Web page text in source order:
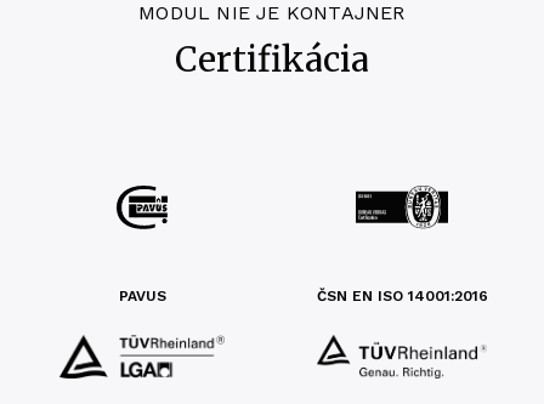
MODUL NIE JE KONTAJNER
Certifikácia
PAVUS ČSN EN ISO 14001:2016